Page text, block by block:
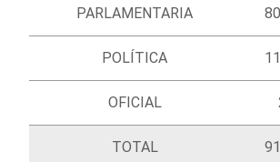
PARLAMENTARIA
POLÍTICA
OFICIAL
TOTAL